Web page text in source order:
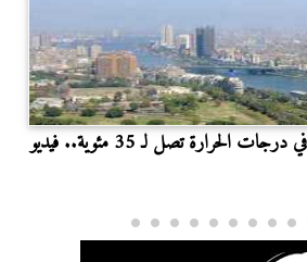
الحرارة تصل لـ 35 مئوية.. فيديو